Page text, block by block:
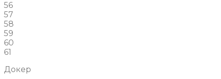
56
57
58
59
60
61
Докер